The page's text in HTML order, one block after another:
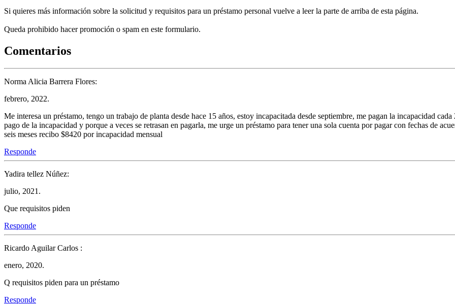
Si quieres más información sobre la solicitud y requisitos para un préstamo personal vuelve a leer la parte de arriba de esta página.
Queda prohibido hacer promoción o spam en este formulario.
Comentarios
Norma Alicia Barrera Flores:
febrero, 2022.
Me interesa un préstamo, tengo un trabajo de planta desde hace 15 años, estoy incapacitada desde septiembre, me pagan la incapacidad
pago de la incapacidad y porque a veces se retrasan en pagarla, me urge un préstamo para tener una sola cuenta por pagar con fechas de
seis meses recibo $8420 por incapacidad mensual
Responde
Yadira tellez Núñez:
julio, 2021.
Que requisitos piden
Responde
Ricardo Aguilar Carlos :
enero, 2020.
Q requisitos piden para un préstamo
Responde